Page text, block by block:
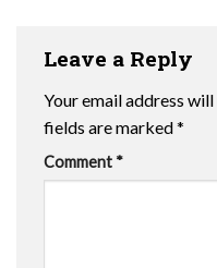
Leave a Reply
Your email address
fields are marked*
Comment *